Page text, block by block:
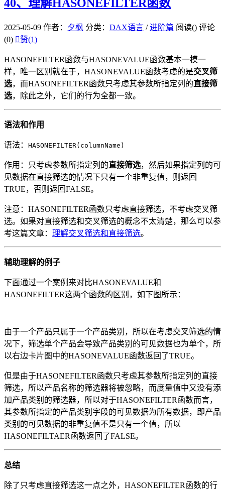
40、理解HASONEFILTER函数
2025-05-09 作者： 夕枫 分类： DAX语言 /进阶篇 阅读() 评论
(0) 赞(1)
HASONEFILTER函数与HASONEVALUE函数基本一模一
样，唯一区别就在于，HASONEVALUE函数考虑的是交叉筛
选，而HASONEFILTER函数只考虑其参数所指定列的直接筛
选，除此之外，它们的行为全都一致。
语法和作用
语法： HASONEFILTER(columnName)
作用：只考虑参数所指定列的直接筛选，然后如果指定列的可
见数据在直接筛选的情况下只有一个非重复值，则返回
TRUE，否则返回FALSE。
注意：HASONEFILTER函数只考虑直接筛选，不考虑交叉筛
选。如果对直接筛选和交叉筛选的概念不太清楚，那么可以参
考这篇文章： 理解交叉筛选和直接筛选。
辅助理解的例子
下面通过一个案例来对比HASONEVALUE和
HASONEFILTER这两个函数的区别，如下图所示：
由于一个产品只属于一个产品类别，所以在考虑交叉筛选的情
况下，筛选单个产品会导致产品类别的可见数据也为单个，所
以右边卡片图中的HASONEVALUE函数返回了TRUE。
但是由于HASONEFILTER函数只考虑其参数所指定列的直接
筛选，所以产品名称的筛选器将被忽略，而度量值中又没有添
加产品类别的筛选器，所以对于HASONEFILTER函数而言，
其参数所指定的产品类别字段的可见数据为所有数据，即产品
类别的可见数据的非重复值不是只有一个值，所以
HASONEFILTAER函数返回了FALSE。
总结
除了只考虑直接筛选这一点之外，HASONEFILTER函数的行